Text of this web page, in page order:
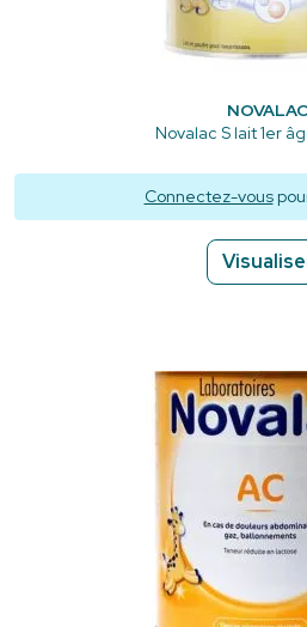
NOVALAC
Novalac S lait 1er
Connectez-vous